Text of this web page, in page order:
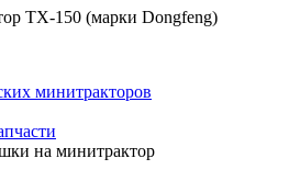
TX-150 (марки Dongfeng)
минитракторов
на минитрактор